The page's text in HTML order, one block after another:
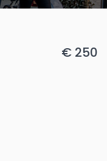
€ 250